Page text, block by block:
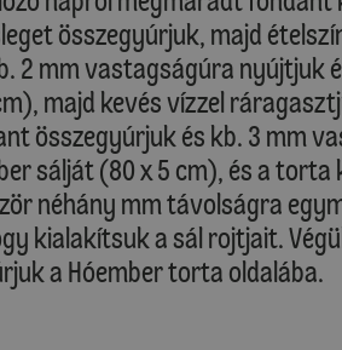
összegyúrjuk, majd
2 mm vastagságúra nyújtjuk
majd kevés vízzel
összegyúrjuk és kb. 3 mm
sálját (80 x 5 cm), és a torta
néhány mm távolságra
kialakítsuk a sál rojtjait.
a Hóember torta oldalába.